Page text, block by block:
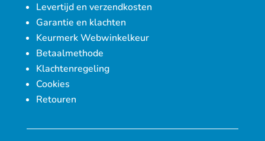
Levertijd en verzendkosten
Garantie en klachten
Keurmerk Webwinkelkeur
Betaalmethode
Klachtenregeling
Cookies
Retouren